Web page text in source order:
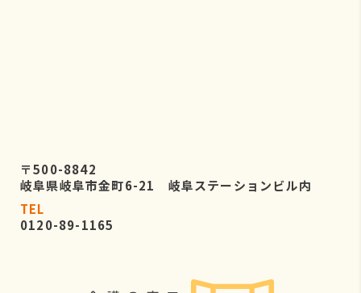
〒500-8842
岐阜県岐阜市金町6-21 岐阜ステーションビル内
TEL
0120-89-1165